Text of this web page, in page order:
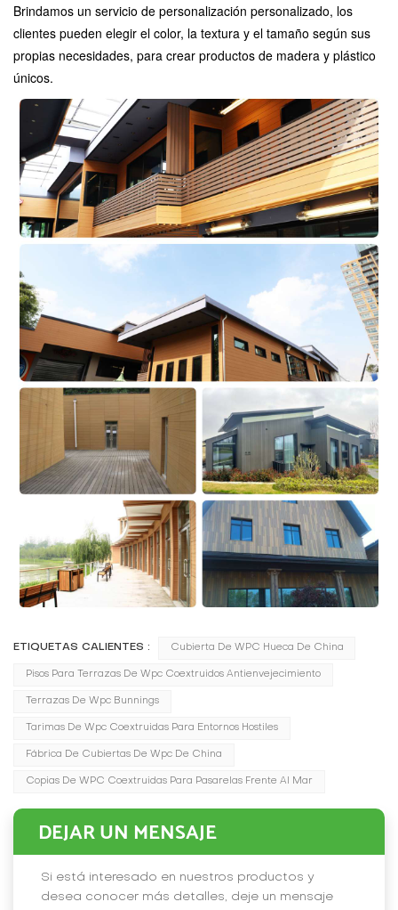
Brindamos un servicio de personalización personalizado, los
clientes pueden elegir el color, la textura y el tamaño según sus
propias necesidades, para crear productos de madera y plástico
únicos.
ETIQUETAS CALIENTES : Cubierta De WPC Hueca De China
Pisos Para Terrazas De Wpc Coextruidos Antienvejecimiento
Terrazas De Wpc Bunnings
Tarimas De Wpc Coextruidas Para Entornos Hostiles
Fábrica De Cubiertas De Wpc De China
Copias De WPC Coextruidas Para Pasarelas Frente Al Mar
DEJAR UN MENSAJE
Si está interesado en nuestros productos y
desea conocer más detalles, deje un mensaje